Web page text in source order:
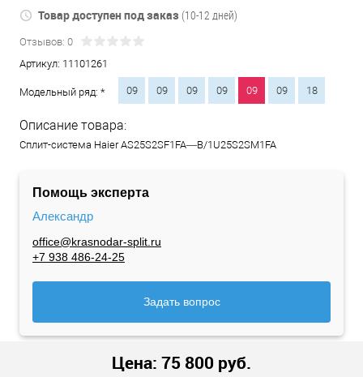
Товар доступен под заказ (10-12 дней)
Отзывов: 0
Артикул: 11101261
Модельный ряд: * 09 09 09 09 09 09 18
Описание товара:
Сплит-система Haier AS25S2SF1FA—B/1U25S2SM1FA
Помощь эксперта
Александр
office@krasnodar-split.ru
+7 938 486-24-25
Задать вопрос
Цена: 75 800 руб.